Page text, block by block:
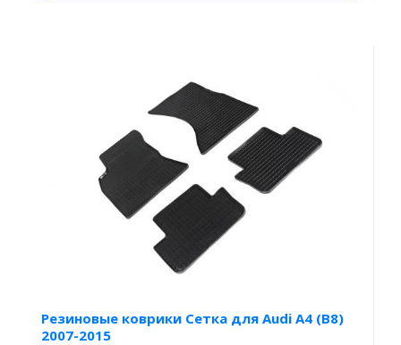
Резиновые коврики Сетка для Audi A4 (B8)
2007-2015